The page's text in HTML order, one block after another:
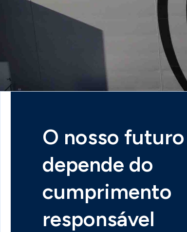
O nosso futuro
depende do
cumprimento
responsável